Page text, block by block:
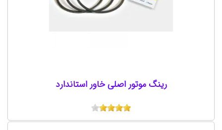
رینگ موتور اصلی خاور استاندارد